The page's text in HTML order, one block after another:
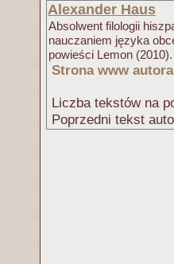
Alexander Haus
Absolwent filologii
nauczaniem języka
powieści Lemon (2010).
Strona www autora
Liczba tekstów na
Poprzedni tekst